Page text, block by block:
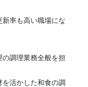
率も高い職場にな
調理業務全般を担
活かした和食の調